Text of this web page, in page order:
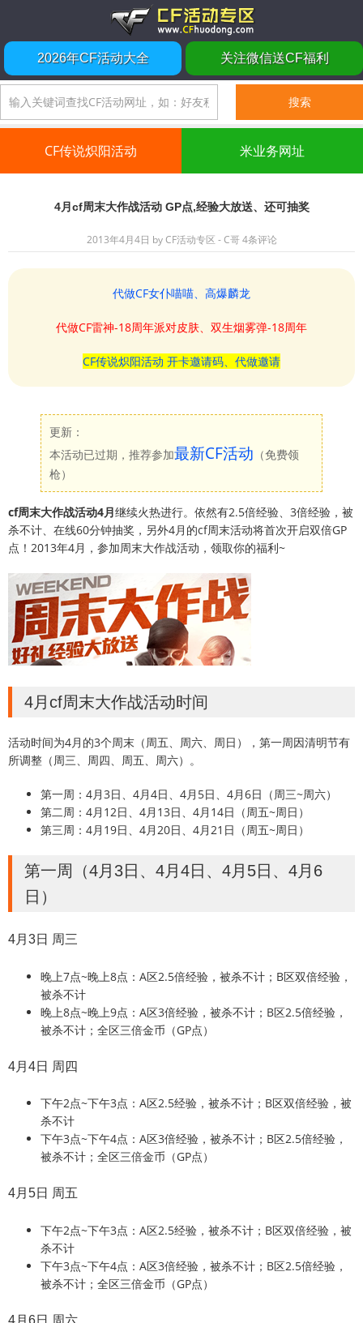
2026年CF活动大全 关注微信送CF福利
CF传说炽阳活动 米业务网址
4月cf周末大作战活动 GP点,经验大放送、还可抽奖
2013年4月4日 byCF活动专区 - C哥 4条评论
代做CF女仆喵喵、高爆麟龙
代做CF雷神-18周年派对皮肤、双生烟雾弹-18周年
CF传说炽阳活动 开卡邀请码、代做邀请
更新：
本活动已过期，推荐参加最新CF活动 （免费领
枪）
cf周末大作战活动4月继续火热进行。依然有2.5倍经验、3倍经验，被
杀不计、在线60分钟抽奖，另外4月的cf周末活动将首次开启双倍GP
点！2013年4月，参加周末大作战活动，领取你的福利~
4月cf周末大作战活动时间
活动时间为4月的3个周末（周五、周六、周日），第一周因清明节有
所调整（周三、周四、周五、周六）。
第一周：4月3日、4月4日、4月5日、4月6日（周三~周六）
第二周：4月12日、4月13日、4月14日（周五~周日）
第三周：4月19日、4月20日、4月21日（周五~周日）
第一周（4月3日、4月4日、4月5日、4月6
日）
4月3日 周三
晚上7点~晚上8点：A区2.5倍经验，被杀不计；B区双倍经验，
被杀不计
晚上8点~晚上9点：A区3倍经验，被杀不计；B区2.5倍经验，
被杀不计；全区三倍金币（GP点）
4月4日 周四
下午2点~下午3点：A区2.5经验，被杀不计；B区双倍经验，被
杀不计
下午3点~下午4点：A区3倍经验，被杀不计；B区2.5倍经验，
被杀不计；全区三倍金币（GP点）
4月5日 周五
下午2点~下午3点：A区2.5经验，被杀不计；B区双倍经验，被
杀不计
下午3点~下午4点：A区3倍经验，被杀不计；B区2.5倍经验，
被杀不计；全区三倍金币（GP点）
4月6日 周六